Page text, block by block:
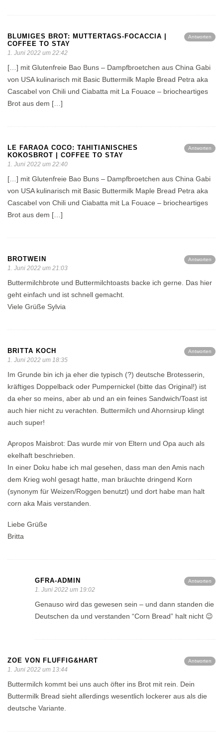
Antworten
BLUMIGES BROT: MUTTERTAGS-FOCACCIA |
COFFEE TO STAY
1. Juni 2022 um 22:42
[…] mit Glutenfreie Bao Buns – Dampfbroetchen aus China Gabi
von USA kulinarisch mit Basic Buttermilk Maple Bread Petra aka
Cascabel von Chili und Ciabatta mit La Fouace – briocheartiges
Brot aus dem […]
Antworten
LE FARAOA COCO: TAHITIANISCHES
KOKOSBROT | COFFEE TO STAY
1. Juni 2022 um 22:40
[…] mit Glutenfreie Bao Buns – Dampfbroetchen aus China Gabi
von USA kulinarisch mit Basic Buttermilk Maple Bread Petra aka
Cascabel von Chili und Ciabatta mit La Fouace – briocheartiges
Brot aus dem […]
Antworten
BROTWEIN
1. Juni 2022 um 21:03
Buttermilchbrote und Buttermilchtoasts backe ich gerne. Das hier
geht einfach und ist schnell gemacht.
Viele Grüße Sylvia
Antworten
BRITTA KOCH
1. Juni 2022 um 18:35
Im Grunde bin ich ja eher die typisch (?) deutsche Brotesserin,
kräftiges Doppelback oder Pumpernickel (bitte das Original!) ist
da eher so meins, aber ab und an ein feines Sandwich/Toast ist
auch hier nicht zu verachten. Buttermilch und Ahornsirup klingt
auch super!
Apropos Maisbrot: Das wurde mir von Eltern und Opa auch als
ekelhaft beschrieben.
In einer Doku habe ich mal gesehen, dass man den Amis nach
dem Krieg wohl gesagt hatte, man bräuchte dringend Korn
(synonym für Weizen/Roggen benutzt) und dort habe man halt
corn aka Mais verstanden.
Liebe Grüße
Britta
Antworten
GFRA-ADMIN
1. Juni 2022 um 19:02
Genauso wird das gewesen sein – und dann standen die
Deutschen da und verstanden “Corn Bread” halt nicht 😉
Antworten
ZOE VON FLUFFIG&HART
1. Juni 2022 um 13:44
Buttermilch kommt bei uns auch öfter ins Brot mit rein. Dein
Buttermilk Bread sieht allerdings wesentlich lockerer aus als die
deutsche Variante.